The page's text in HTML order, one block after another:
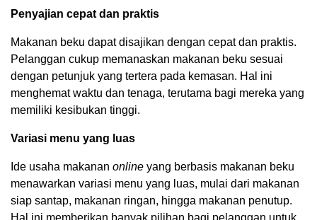
Penyajian cepat dan praktis
Makanan beku dapat disajikan dengan cepat dan praktis.
Pelanggan cukup memanaskan makanan beku sesuai
dengan petunjuk yang tertera pada kemasan. Hal ini
menghemat waktu dan tenaga, terutama bagi mereka yang
memiliki kesibukan tinggi.
Variasi menu yang luas
Ide usaha makanan online yang berbasis makanan beku
menawarkan variasi menu yang luas, mulai dari makanan
siap santap, makanan ringan, hingga makanan penutup.
Hal ini memberikan banyak pilihan bagi pelanggan untuk